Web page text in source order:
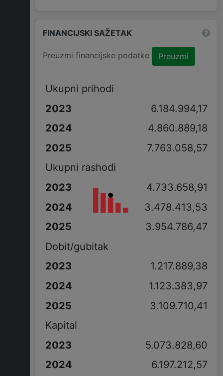
FINANCIJSKI SAŽETAK
Preuzmi financijske podatke Preuzmi
Ukupni prihodi
6.184.994,17
4.860.889,18
7.763.058,57
Ukupni rashodi
4.733.658,91
3.478.413,53
3.954.786,47
Dobit/gubitak
1.217.889,38
1.123.383,97
3.109.710,41
Kapital
5.073.828,60
6.197.212,57